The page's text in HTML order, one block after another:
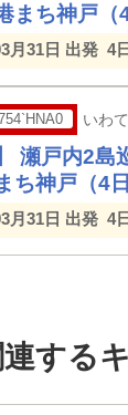
まち神戸（4
月31日 出発 4
いわ
瀬戸内2
ち神戸（4日
月31日 出発 4
する